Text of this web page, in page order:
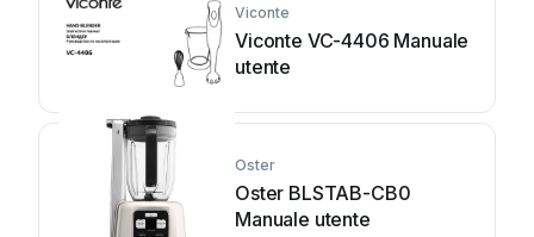
Viconte
Viconte VC-4406 Manuale
utente
Oster
Oster BLSTAB-CB0
Manuale utente